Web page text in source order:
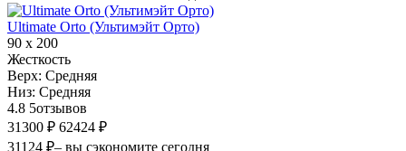
Ultimate Orto (Ультимэйт Орто)
90 х 200
Жесткость
Верх: Средняя
Низ: Средняя
4.8 5отзывов
31300 ₽ 62424 ₽
31124 ₽– вы сэкономите сегодня